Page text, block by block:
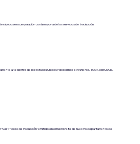
en comparación con la mayoría de los servicios de traducción.
alta dentro de los Estados Unidos y gobiernos extranjeros. 100% con USCIS.
“Certificado de Traducción” emitido en el membrete de nuestro departamento de